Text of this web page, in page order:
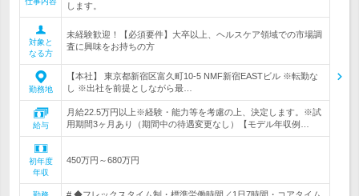
します。
対象と
なる方
未経験歓迎！【必須要件】大卒以上、ヘルスケア領域での市場調
査に興味をお持ちの方
勤務地
【本社】 東京都新宿区富久町10-5 NMF新宿EASTビル ※転勤な
し ※出社を前提としながら最…
給与
月給22.5万円以上※経験・能力等を考慮の上、決定します。※試
用期間3ヶ月あり（期間中の待遇変更なし）【モデル年収例…
初年度
年収
450万円～680万円